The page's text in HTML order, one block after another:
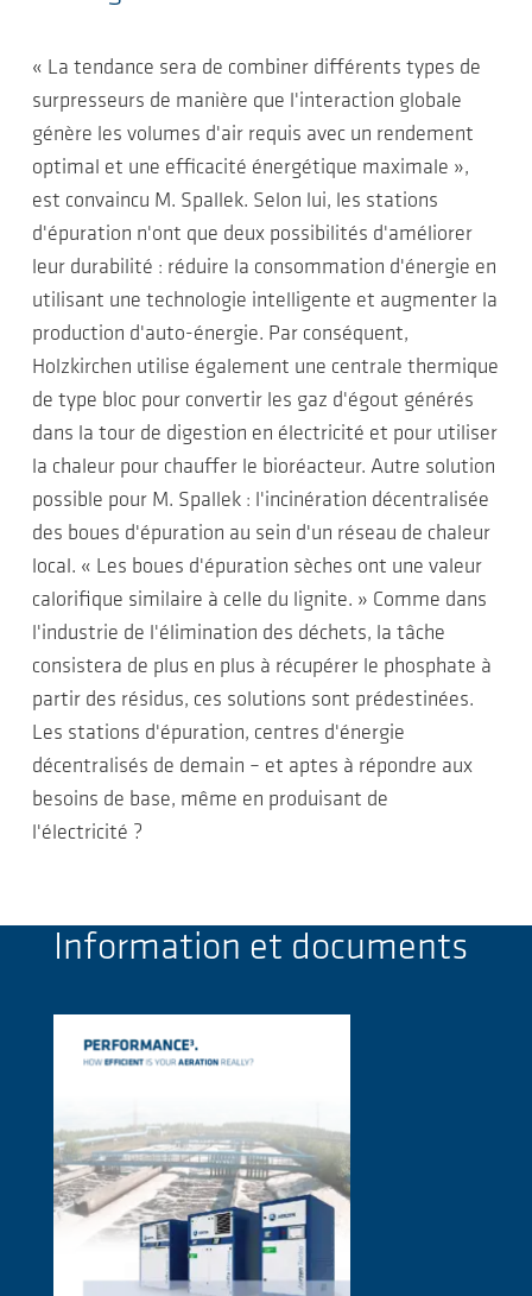
« La tendance sera de combiner différents types de
surpresseurs de manière que l'interaction globale
génère les volumes d'air requis avec un rendement
optimal et une efficacité énergétique maximale »,
est convaincu M. Spallek. Selon lui, les stations
d'épuration n'ont que deux possibilités d'améliorer
leur durabilité : réduire la consommation d'énergie en
utilisant une technologie intelligente et augmenter la
production d'auto-énergie. Par conséquent,
Holzkirchen utilise également une centrale thermique
de type bloc pour convertir les gaz d'égout générés
dans la tour de digestion en électricité et pour utiliser
la chaleur pour chauffer le bioréacteur. Autre solution
possible pour M. Spallek : l'incinération décentralisée
des boues d'épuration au sein d'un réseau de chaleur
local. « Les boues d'épuration sèches ont une valeur
calorifique similaire à celle du lignite. » Comme dans
l'industrie de l'élimination des déchets, la tâche
consistera de plus en plus à récupérer le phosphate à
partir des résidus, ces solutions sont prédestinées.
Les stations d'épuration, centres d'énergie
décentralisés de demain – et aptes à répondre aux
besoins de base, même en produisant de
l'électricité ?
Information et documents